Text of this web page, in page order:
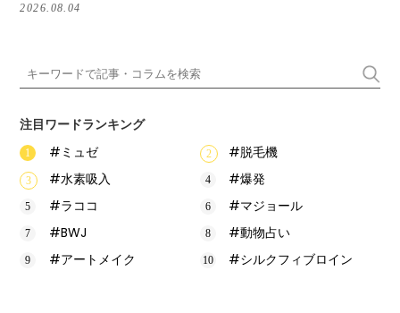
2026.08.04
注目ワードランキング
#ミュゼ
#脱毛機
#水素吸入
#爆発
#ラココ
#マジョール
#BWJ
#動物占い
#アートメイク
#シルクフィブロイン